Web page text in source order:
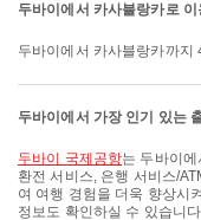
두바이에서 카사블랑카로
두바이에서 카사블랑카까
두바이에서 가장 인기 있는
두바이 국제공항는 두바이
환전 서비스, 은행 서비스/
여 여행 경험을 더욱 향상시
정보도 확인하실 수 있습니